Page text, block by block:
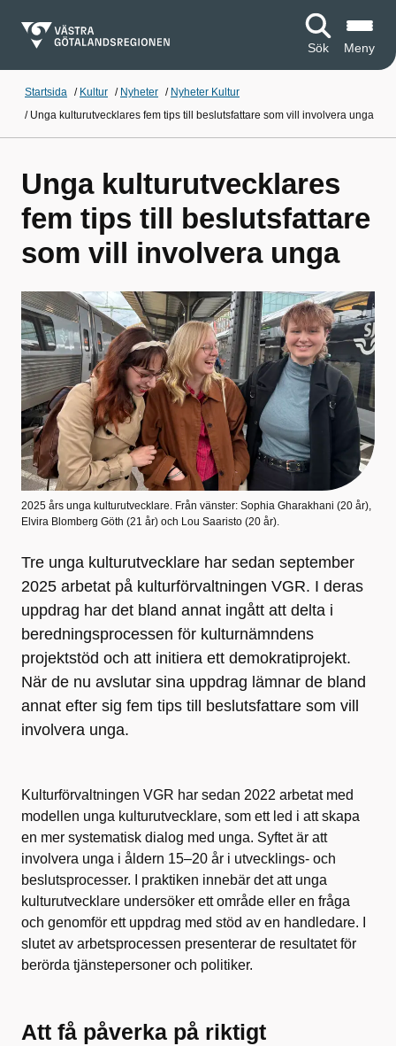
Sök Meny
Startsida / Kultur / Nyheter / Nyheter Kultur
/ Unga kulturutvecklares fem tips till beslutsfattare som vill involvera unga
Unga kulturutvecklares
fem tips till beslutsfattare
som vill involvera unga
2025 års unga kulturutvecklare. Från vänster: Sophia Gharakhani (20 år),
Elvira Blomberg Göth (21 år) och Lou Saaristo (20 år).
Tre unga kulturutvecklare har sedan september
2025 arbetat på kulturförvaltningen VGR. I deras
uppdrag har det bland annat ingått att delta i
beredningsprocessen för kulturnämndens
projektstöd och att initiera ett demokratiprojekt.
När de nu avslutar sina uppdrag lämnar de bland
annat efter sig fem tips till beslutsfattare som vill
involvera unga.
Kulturförvaltningen VGR har sedan 2022 arbetat med
modellen unga kulturutvecklare, som ett led i att skapa
en mer systematisk dialog med unga. Syftet är att
involvera unga i åldern 15–20 år i utvecklings- och
beslutsprocesser. I praktiken innebär det att unga
kulturutvecklare undersöker ett område eller en fråga
och genomför ett uppdrag med stöd av en handledare. I
slutet av arbetsprocessen presenterar de resultatet för
berörda tjänstepersoner och politiker.
Att få påverka på riktigt